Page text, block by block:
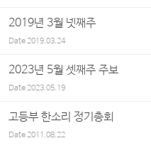
2019년 3월 넷째주
Date2019.03.24
2023년 5월 셋째주 주보
Date2023.05.19
고등부 한소리 정기총회
Date2011.08.22